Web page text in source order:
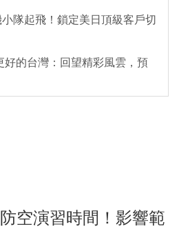
隊起飛！鎖定美日頂級客戶切
的台灣：回望精彩風雲，預
空演習時間！影響範